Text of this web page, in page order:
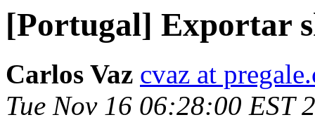
[Portugal] Exportar
Carlos Vaz cvaz at
Tue Nov 16 06:28:00 EST